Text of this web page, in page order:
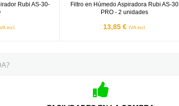
Rubi AS-30-
incl.
Filtro en Húmedo Aspiradora Rubi AS-30
PRO - 2 unidades
13,85 € IVA incl.